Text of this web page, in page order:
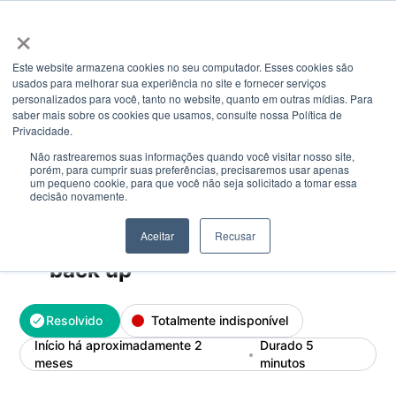
×
Este website armazena cookies no seu computador. Esses cookies são
usados ​​para melhorar sua experiência no site e fornecer serviços
personalizados para você, tanto no website, quanto em outras mídias. Para
saber mais sobre os cookies que usamos, consulte nossa Política de
Privacidade.
Não rastrearemos suas informações quando você visitar nosso site,
porém, para cumprir suas preferências, precisaremos usar apenas
um pequeno cookie, para que você não seja solicitado a tomar essa
decisão novamente.
Aceitar Recusar
Experimentando uma interrupção
Plataforma Plano Aluno v6 is
back up
Resolvido
Totalmente indisponível
Início há aproximadamente 2
meses
Durado 5
minutos